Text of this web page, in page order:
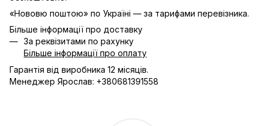
«Нововю поштою» по Україні — за тарифами перевізника.
Більше інформації про доставку
За реквізитами по рахунку
Більше інформації про оплату
Гарантія від виробника 12 місяців.
Менеджер Ярослав: +380681391558